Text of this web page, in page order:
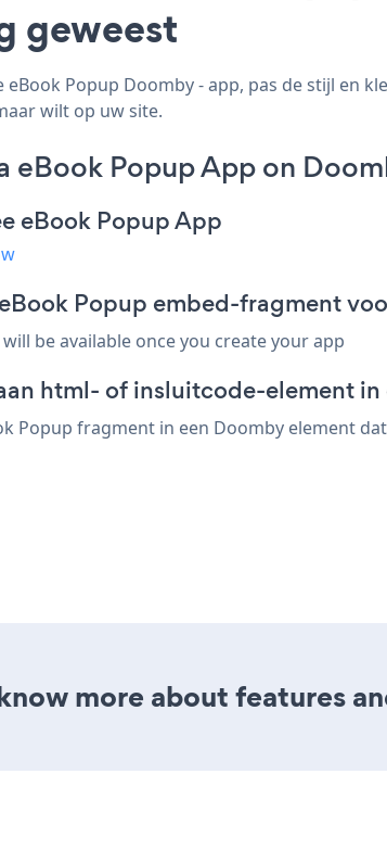
geweest
eBook Popup Doomby - app, pas de stijl en
wilt op uw site.
eBook Popup App on
eBook Popup App
Popup embed-fragment
be available once you create your app
html- of insluitcode-element
Popup fragment in een Doomby element
more about features